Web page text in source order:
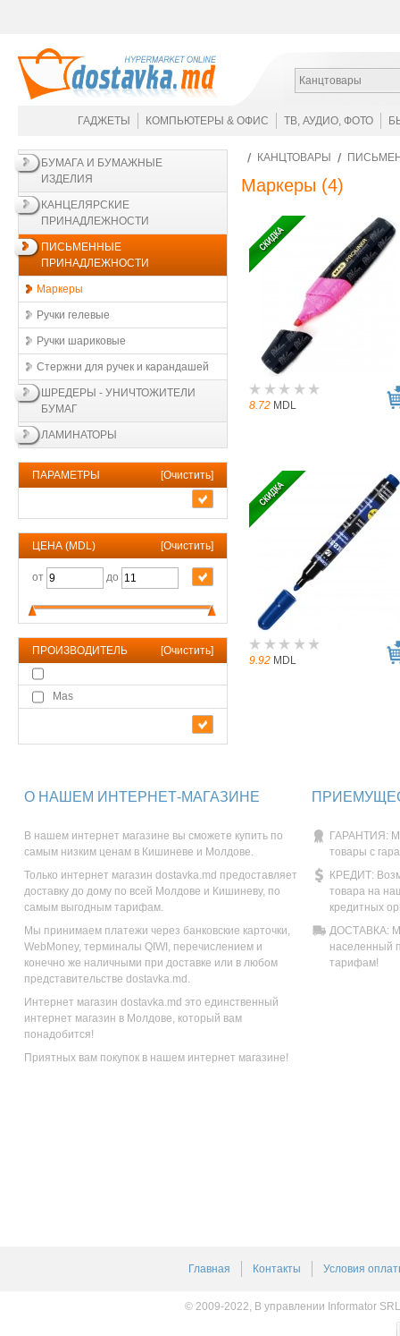
Канцтовары
ГАДЖЕТЫ КОМПЬЮТЕРЫ & ОФИС ТВ, АУДИО, ФОТО
БУМАГА И БУМАЖНЫЕ
ИЗДЕЛИЯ
КАНЦЕЛЯРСКИЕ
ПРИНАДЛЕЖНОСТИ
ПИСЬМЕННЫЕ
ПРИНАДЛЕЖНОСТИ
Маркеры
Ручки гелевые
Ручки шариковые
Стержни для ручек и карандашей
ШРЕДЕРЫ - УНИЧТОЖИТЕЛИ
БУМАГ
ЛАМИНАТОРЫ
ПАРАМЕТРЫ [Очистить]
ЦЕНА (MDL) [Очистить]
от до
ПРОИЗВОДИТЕЛЬ [Очистить]
Mas
КАНЦТОВАРЫ
Маркеры (4)
8.72 MDL
9.92 MDL
О НАШЕМ ИНТЕРНЕТ-МАГАЗИНЕ
В нашем интернет магазине вы сможете купить по
самым низким ценам в Кишиневе и Молдове.
Только интернет магазин dostavka.md предоставляет
доставку до дому по всей Молдове и Кишиневу, по
самым выгодным тарифам.
Мы принимаем платежи через банковские карточки,
WebMoney, терминалы QIWI, перечислением и
конечно же наличными при доставке или в любом
представительстве dostavka.md.
Интернет магазин dostavka.md это единственный
интернет магазин в Молдове, который вам
понадобится!
Приятных вам покупок в нашем интернет магазине!
ГАРАНТИЯ:
товары с
КРЕДИТ:
товара на
кредитных
ДОСТАВКА:
населенный
тарифам!
Главная Контакты Условия
© 2009-2022, В управлении Informator SRL